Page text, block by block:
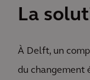
La
À Delft, un
du changement